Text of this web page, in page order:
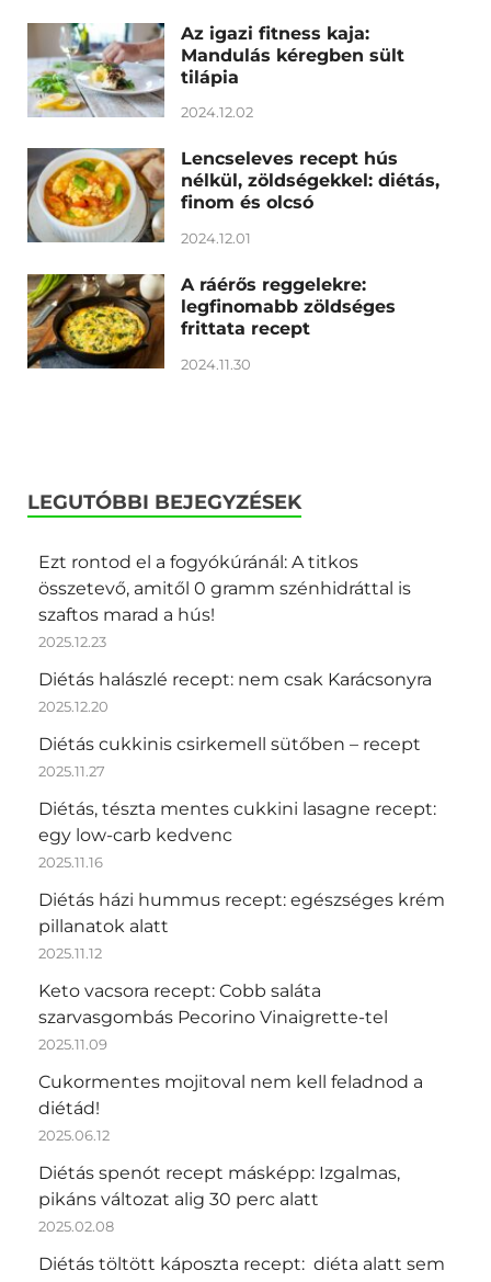
Az igazi fitness kaja:
Mandulás kéregben sült
tilápia
2024.12.02
Lencseleves recept hús
nélkül, zöldségekkel: diétás,
finom és olcsó
2024.12.01
A ráérős reggelekre:
legfinomabb zöldséges
frittata recept
2024.11.30
LEGUTÓBBI BEJEGYZÉSEK
Ezt rontod el a fogyókúránál: A titkos
összetevő, amitől 0 gramm szénhidráttal is
szaftos marad a hús!
2025.12.23
Diétás halászlé recept: nem csak Karácsonyra
2025.12.20
Diétás cukkinis csirkemell sütőben – recept
2025.11.27
Diétás, tészta mentes cukkini lasagne recept:
egy low-carb kedvenc
2025.11.16
Diétás házi hummus recept: egészséges krém
pillanatok alatt
2025.11.12
Keto vacsora recept: Cobb saláta
szarvasgombás Pecorino Vinaigrette-tel
2025.11.09
Cukormentes mojitoval nem kell feladnod a
diétád!
2025.06.12
Diétás spenót recept másképp: Izgalmas,
pikáns változat alig 30 perc alatt
2025.02.08
Diétás töltött káposzta recept: diéta alatt sem